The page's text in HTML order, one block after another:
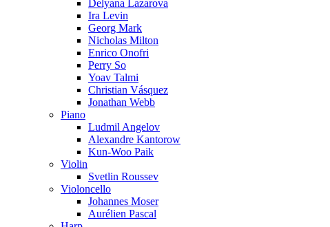
Delyana Lazarova
Ira Levin
Georg Mark
Nicholas Milton
Enrico Onofri
Perry So
Yoav Talmi
Christian Vásquez
Jonathan Webb
Piano
Ludmil Angelov
Alexandre Kantorow
Kun-Woo Paik
Violin
Svetlin Roussev
Violoncello
Johannes Moser
Aurélien Pascal